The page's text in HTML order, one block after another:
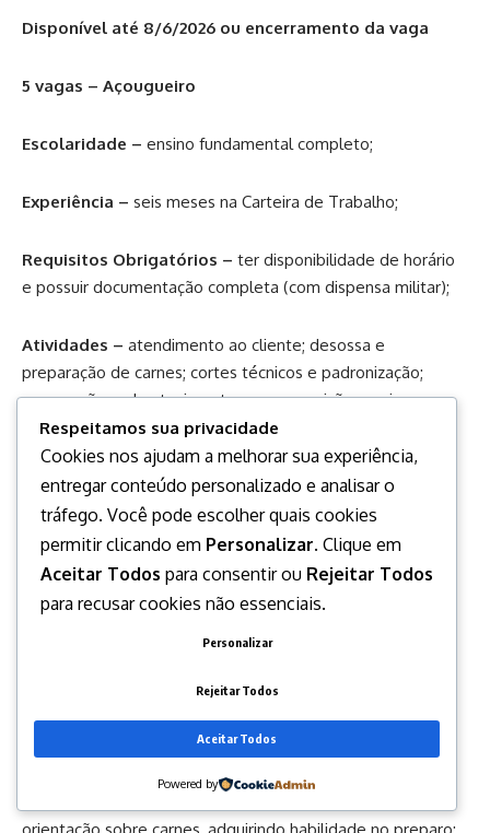
Disponível até 8/6/2026 ou encerramento da vaga
5 vagas – Açougueiro
Escolaridade – ensino fundamental completo;
Experiência – seis meses na Carteira de Trabalho;
Requisitos Obrigatórios – ter disponibilidade de horário
e possuir documentação completa (com dispensa militar);
Atividades – atendimento ao cliente; desossa e
preparação de carnes; cortes técnicos e padronização;
preparação e abastecimento para exposição; apoio ao
estoque, armazenamento e controle de validade.
Disponível até 8/6/2026 ou encerramento da vaga
5 vagas – Auxiliar de Açougue
Escolaridade –ensino fundamental completo;
Requisitos Obrigatórios –possuir documentação
Respeitamos sua privacidade
Cookies nos ajudam a melhorar sua experiência,
entregar conteúdo personalizado e analisar o
tráfego. Você pode escolher quais cookies
permitir clicando em Personalizar. Clique em
Aceitar Todos para consentir ou Rejeitar Todos
para recusar cookies não essenciais.
Personalizar
Rejeitar Todos
Aceitar Todos
Powered by